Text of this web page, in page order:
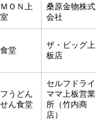
ＯＮ上
桑原金物株式
会社
堂
ザ・ビッグ上
板店
うどん
ん食堂
セルフドライ
ママ上板営業
所（竹内商
店）